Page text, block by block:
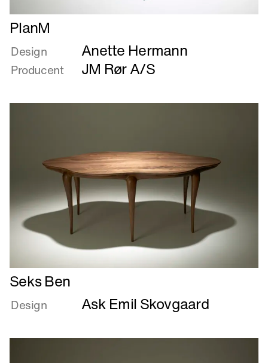
Læs
mere
om
PlanM
PlanM
Design Anette Hermann
Producent JM Rør A/S
Læs
mere
om
Seks Ben
Design Ask Emil Skovgaard